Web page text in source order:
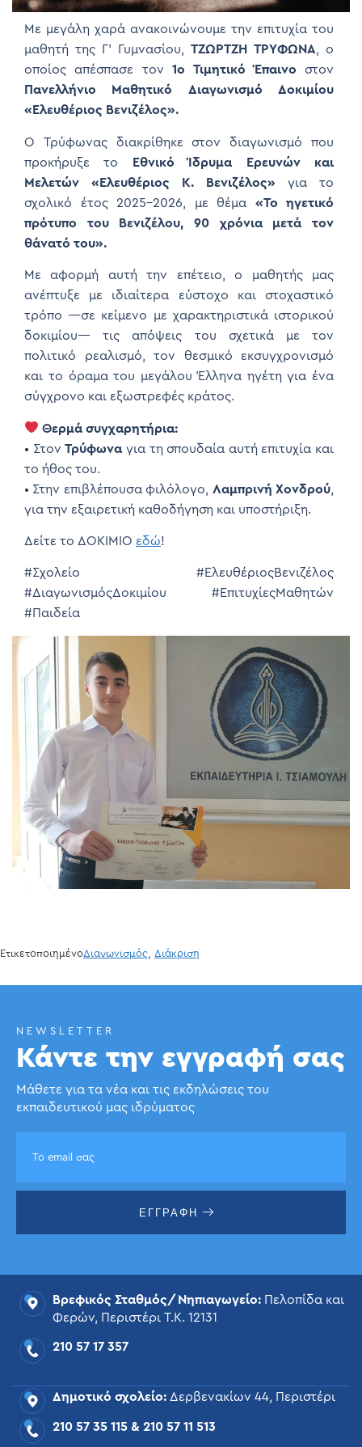
Με μεγάλη χαρά ανακοινώνουμε την επιτυχία του
μαθητή της Γ’ Γυμνασίου, ΤΖΩΡΤΖΗ ΤΡΥΦΩΝΑ, ο
οποίος απέσπασε τον 1o Τιμητικό Έπαινο στον
Πανελλήνιο Μαθητικό Διαγωνισμό Δοκιμίου
«Ελευθέριος Βενιζέλος».
Ο Τρύφωνας διακρίθηκε στον διαγωνισμό που
προκήρυξε το
Εθνικό Ίδρυμα Ερευνών και
Μελετών «Ελευθέριος Κ. Βενιζέλος» για το
σχολικό έτος 2025–2026, με θέμα «Το ηγετικό
πρότυπο του Βενιζέλου, 90 χρόνια μετά τον
θάνατό του».
Με αφορμή αυτή την επέτειο, ο μαθητής μας
ανέπτυξε με ιδιαίτερα εύστοχο και στοχαστικό
τρόπο —σε κείμενο με χαρακτηριστικά ιστορικού
δοκιμίου— τις απόψεις του σχετικά με τον
πολιτικό ρεαλισμό, τον θεσμικό εκσυγχρονισμό
και το όραμα του μεγάλου Έλληνα ηγέτη για ένα
σύγχρονο και εξωστρεφές κράτος.
Θερμά συγχαρητήρια:
• ΣτονΤρύφωνα για τη σπουδαία αυτή επιτυχία και
το ήθος του.
• Στην επιβλέπουσα φιλόλογο, Λαμπρινή Χονδρού,
για την εξαιρετική καθοδήγηση και υποστήριξη.
Δείτε το ΔΟΚΙΜΙΟ εδώ!
#Σχολείο #ΕλευθέριοςΒενιζέλος
#ΔιαγωνισμόςΔοκιμίου #ΕπιτυχίεςΜαθητών
#Παιδεία
ΕτικετοποιημένοΔιαγωνισμός Διάκριση
NEWSLETTER
Κάντε την εγγραφή σας
Μάθετε για τα νέα και τις εκδηλώσεις του
εκπαιδευτικού μας ιδρύματος
ΕΓΓΡΑΦΗ
Βρεφικός Σταθμός/Νηπιαγωγείο: Πελοπίδα και
Φερών, Περιστέρι Τ.Κ. 12131
210 57 17 357
Δημοτικό σχολείο:Δερβενακίων 44, Περιστέρι
210 57 35 115 &210 57 11 513